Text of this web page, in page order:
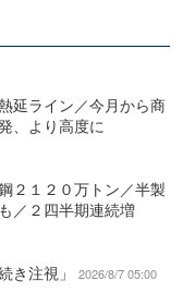
延ライン／今月から商
、より高度に
２１２０万トン／半製
／２四半期連続増
き注視」
2026/8/7 05:00